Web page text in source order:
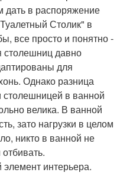
дать в распоряжение
Столик" в
все просто и понятно -
столешниц давно
для
Однако разница
в ванной
велика. В ванной
зато нагрузки в целом
никто в ванной не
интерьера.